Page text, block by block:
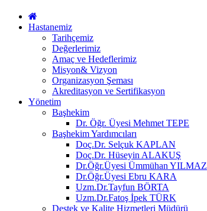
Hastanemiz
Tarihçemiz
Değerlerimiz
Amaç ve Hedeflerimiz
Misyon& Vizyon
Organizasyon Şeması
Akreditasyon ve Sertifikasyon
Yönetim
Başhekim
Dr. Öğr. Üyesi Mehmet TEPE
Başhekim Yardımcıları
Doç.Dr. Selçuk KAPLAN
Doç.Dr. Hüseyin ALAKUŞ
Dr.Öğr.Üyesi Ümmühan YILMAZ
Dr.Öğr.Üyesi Ebru KARA
Uzm.Dr.Tayfun BÖRTA
Uzm.Dr.Fatoş İpek TÜRK
Destek ve Kalite Hizmetleri Müdürü